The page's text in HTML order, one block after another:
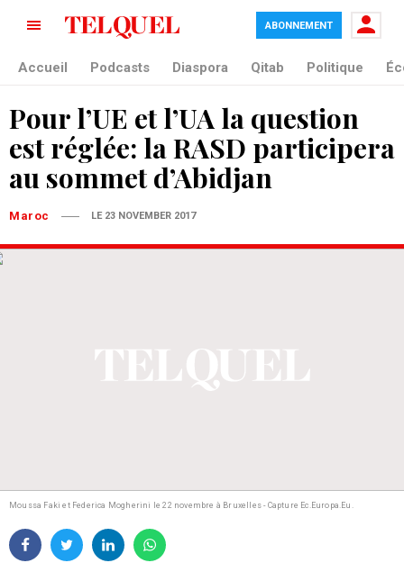
ABONNEMENT
Accueil Podcasts Diaspora Qitab Politique
Pour l’UE et l’UA la question
est réglée: la RASD participera
au sommet d’Abidjan
Maroc LE 23 NOVEMBER 2017
Moussa Faki et Federica Mogherini le 22 novembre à Bruxelles - Capture Ec.Europa.Eu.